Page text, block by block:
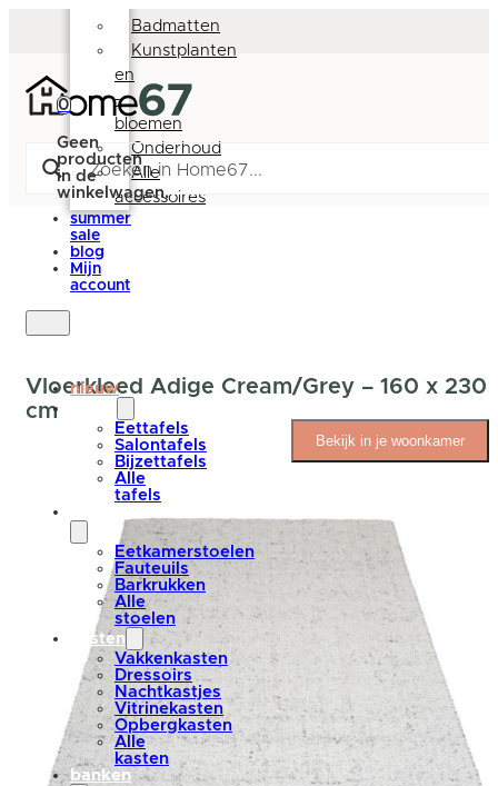
0
Geen
producten
in de
winkelwagen.
Badmatten
Kunstplanten
en
-
bloemen
Onderhoud
Alle
accessoires
summer
sale
blog
Mijn
account
nieuw
Eettafels
Salontafels
Bijzettafels
Alle
tafels
Eetkamerstoelen
Fauteuils
Barkrukken
Alle
stoelen
kasten
Vakkenkasten
Dressoirs
Nachtkastjes
Vitrinekasten
Opbergkasten
Alle
kasten
banken
Vloerkleed Adige Cream/Grey – 160 x 230
cm
Bekijk in je woonkamer